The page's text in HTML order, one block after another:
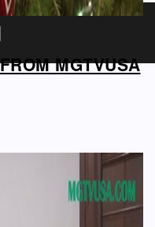
MGTVUSA